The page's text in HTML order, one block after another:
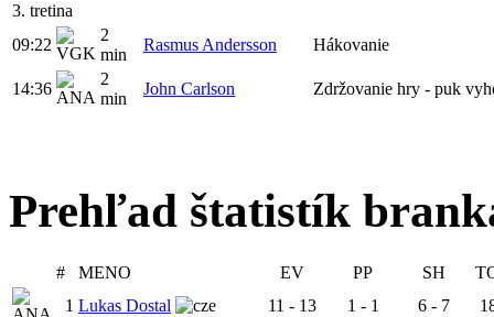
3. tretina
09:22
2
min
Rasmus Andersson Hákovanie
14:36
2
min
John Carlson Zdržovanie hry - puk
Prehľad štatistík
# MENO EV PP SH
1 Lukas Dostal 11 - 13 1 - 1 6 - 7